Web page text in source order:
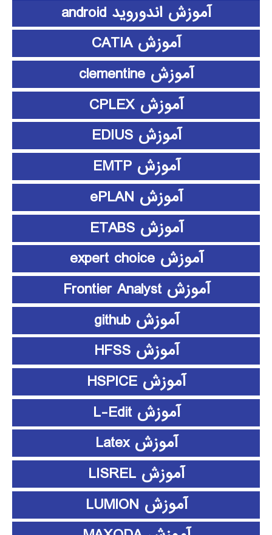
آموزش اندوروید android
آموزش CATIA
آموزش clementine
آموزش CPLEX
آموزش EDIUS
آموزش EMTP
آموزش ePLAN
آموزش ETABS
آموزش expert choice
آموزش Frontier Analyst
آموزش github
آموزش HFSS
آموزش HSPICE
آموزش L-Edit
آموزش Latex
آموزش LISREL
آموزش LUMION